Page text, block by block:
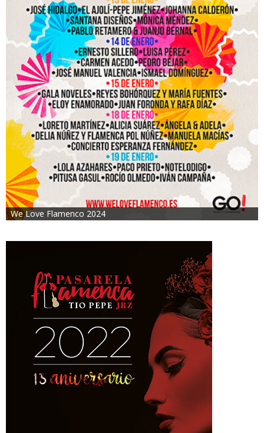
We Love Flamenco 2024